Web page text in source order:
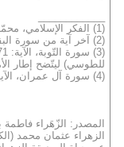
(1) الفكر الإسلامي، محمّد محمّد إسماعيل عبده.
(2) آخر آية من سورة البقرة.
للطوسي) ليتّضح إطار
(4) سورة آل عمران، الآية: 110.
المصدر: الزّهَراء
الزهراء عثمان محمد